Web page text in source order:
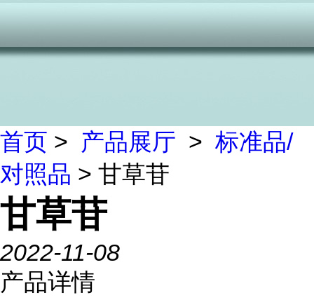
首页 > 产品展厅 > 标准品/
对照品 > 甘草苷
甘草苷
2022-11-08
产品详情